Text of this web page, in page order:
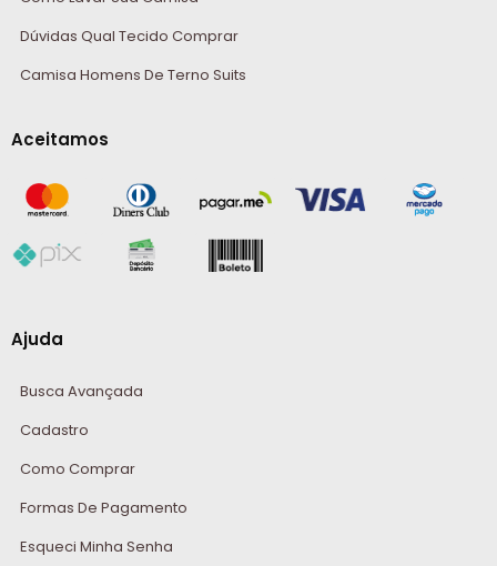
Dúvidas Qual Tecido Comprar
Camisa Homens De Terno Suits
Aceitamos
Ajuda
Busca Avançada
Cadastro
Como Comprar
Formas De Pagamento
Esqueci Minha Senha